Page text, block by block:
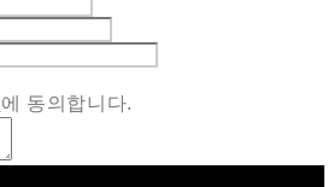
에 동의합니다.